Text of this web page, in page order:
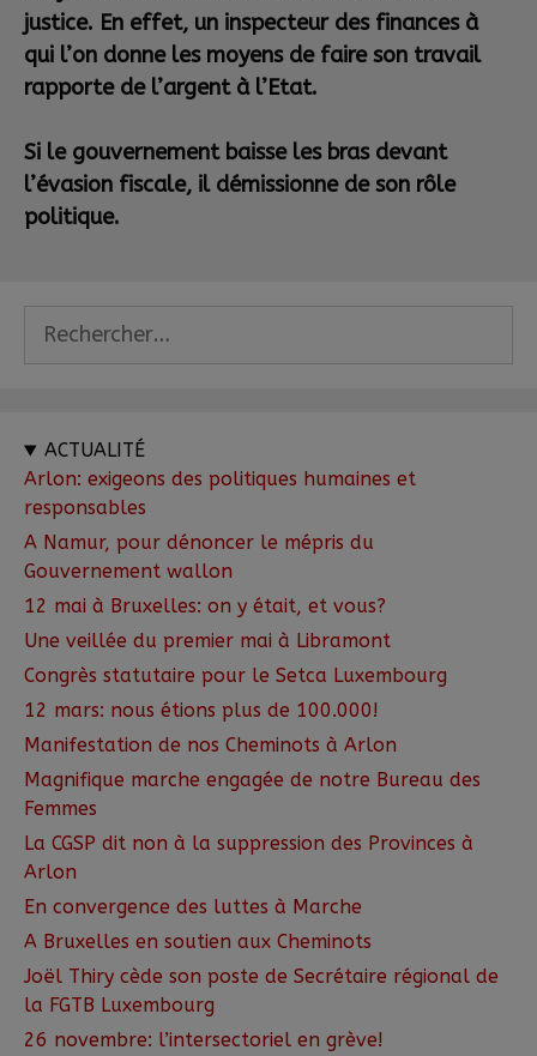
justice. En effet, un inspecteur des finances à
qui l’on donne les moyens de faire son travail
rapporte de l’argent à l’Etat.
Si le gouvernement baisse les bras devant
l’évasion fiscale, il démissionne de son rôle
politique.
ACTUALITÉ
Arlon: exigeons des politiques humaines et
responsables
A Namur, pour dénoncer le mépris du
Gouvernement wallon
12 mai à Bruxelles: on y était, et vous?
Une veillée du premier mai à Libramont
Congrès statutaire pour le Setca Luxembourg
12 mars: nous étions plus de 100.000!
Manifestation de nos Cheminots à Arlon
Magnifique marche engagée de notre Bureau des
Femmes
La CGSP dit non à la suppression des Provinces à
Arlon
En convergence des luttes à Marche
A Bruxelles en soutien aux Cheminots
Joël Thiry cède son poste de Secrétaire régional de
la FGTB Luxembourg
26 novembre: l’intersectoriel en grève!